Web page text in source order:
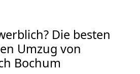
Die besten
Umzug von
Bochum